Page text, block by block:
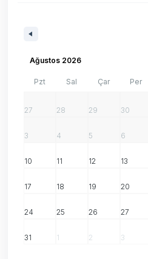
Ağustos 2026
Pzt Sal Çar Per
27 28 29 30
3 4 5 6
10 11 12 13
17 18 19 20
24 25 26 27
31 1 2 3